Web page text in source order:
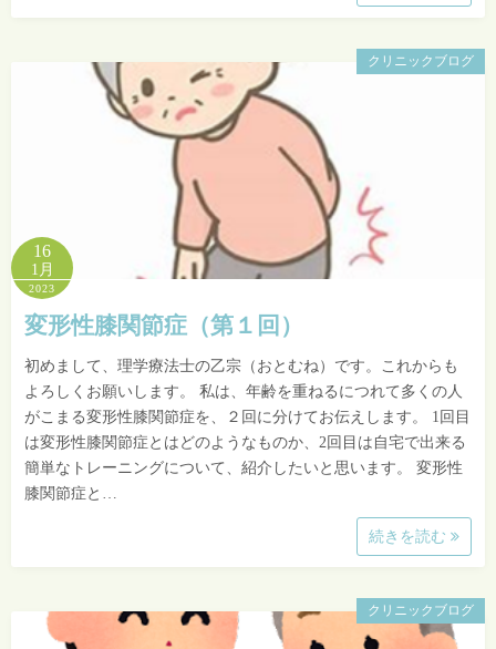
クリニックブログ
16
1月
2023
変形性膝関節症（第１回）
初めまして、理学療法士の乙宗（おとむね）です。これからも
よろしくお願いします。 私は、年齢を重ねるにつれて多くの人
がこまる変形性膝関節症を、２回に分けてお伝えします。 1回目
は変形性膝関節症とはどのようなものか、2回目は自宅で出来る
簡単なトレーニングについて、紹介したいと思います。 変形性
膝関節症と…
続きを読む
クリニックブログ